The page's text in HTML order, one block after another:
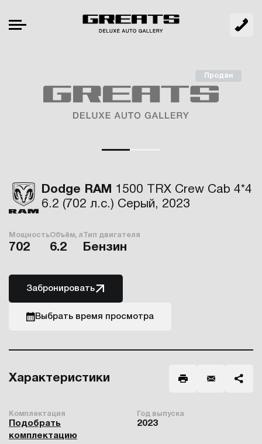
Dodge RAM
1500 TRX Crew Cab 4*4
6.2 (702 л.с.) Серый, 2023
Продан
Мощность
702
Объём, л
6.2
Тип двигателя
Бензин
Забронировать
Выбрать время просмотра
Характеристики
Комплектация
Подобрать
комплектацию
Год выпуска
2023